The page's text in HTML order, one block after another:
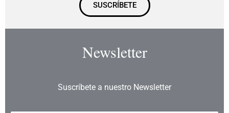
SUSCRÍBETE
Newsletter
Suscríbete a nuestro Newsletter